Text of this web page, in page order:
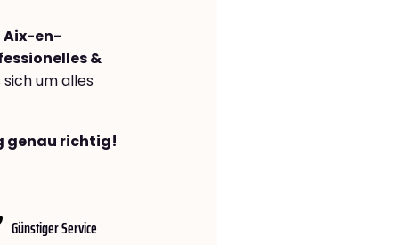
Aix-en-
&
sich um alles
genau richtig!
Günstiger Service